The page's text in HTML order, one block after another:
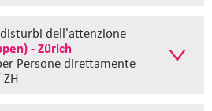
dell'attenzione
- Zürich
Persone direttamente